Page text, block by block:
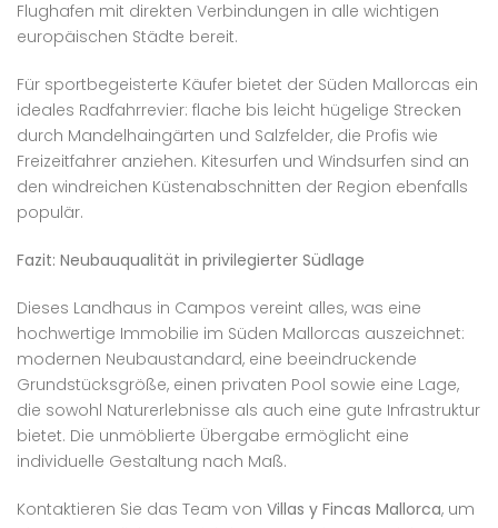
Flughafen mit direkten Verbindungen in alle wichtigen
europäischen Städte bereit.
Für sportbegeisterte Käufer bietet der Süden Mallorcas ein
ideales Radfahrrevier: flache bis leicht hügelige Strecken
durch Mandelhaingärten und Salzfelder, die Profis wie
Freizeitfahrer anziehen. Kitesurfen und Windsurfen sind an
den windreichen Küstenabschnitten der Region ebenfalls
populär.
Fazit: Neubauqualität in privilegierter Südlage
Dieses Landhaus in Campos vereint alles, was eine
hochwertige Immobilie im Süden Mallorcas auszeichnet:
modernen Neubaustandard, eine beeindruckende
Grundstücksgröße, einen privaten Pool sowie eine Lage,
die sowohl Naturerlebnisse als auch eine gute Infrastruktur
bietet. Die unmöblierte Übergabe ermöglicht eine
individuelle Gestaltung nach Maß.
Kontaktieren Sie das Team von Villas y Fincas Mallorca, um